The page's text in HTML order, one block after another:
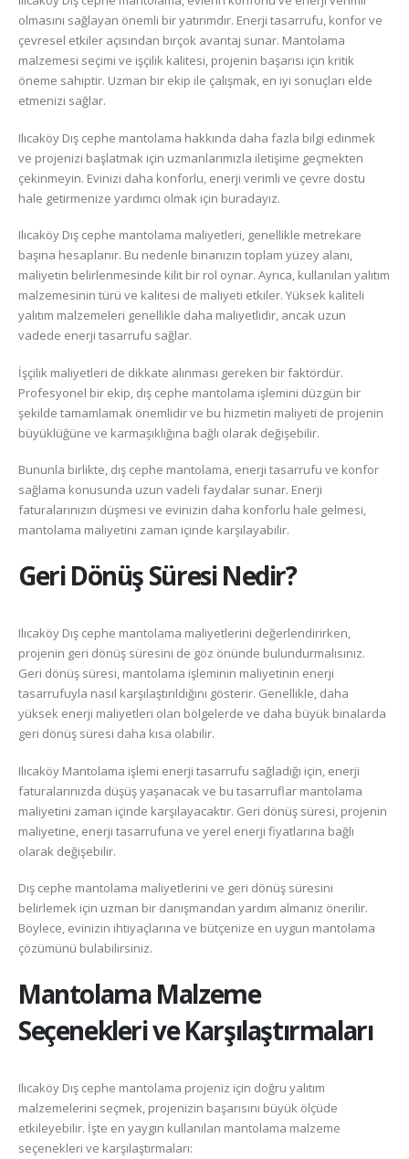
olmasını sağlayan önemli bir yatırımdır. Enerji tasarrufu, konfor ve
çevresel etkiler açısından birçok avantaj sunar. Mantolama
malzemesi seçimi ve işçilik kalitesi, projenin başarısı için kritik
öneme sahiptir. Uzman bir ekip ile çalışmak, en iyi sonuçları elde
etmenizi sağlar.
Ilıcaköy Dış cephe mantolama hakkında daha fazla bilgi edinmek
ve projenizi başlatmak için uzmanlarımızla iletişime geçmekten
çekinmeyin. Evinizi daha konforlu, enerji verimli ve çevre dostu
hale getirmenize yardımcı olmak için buradayız.
Ilıcaköy Dış cephe mantolama maliyetleri, genellikle metrekare
başına hesaplanır. Bu nedenle binanızın toplam yüzey alanı,
maliyetin belirlenmesinde kilit bir rol oynar. Ayrıca, kullanılan yalıtım
malzemesinin türü ve kalitesi de maliyeti etkiler. Yüksek kaliteli
yalıtım malzemeleri genellikle daha maliyetlidir, ancak uzun
vadede enerji tasarrufu sağlar.
İşçilik maliyetleri de dikkate alınması gereken bir faktördür.
Profesyonel bir ekip, dış cephe mantolama işlemini düzgün bir
şekilde tamamlamak önemlidir ve bu hizmetin maliyeti de projenin
büyüklüğüne ve karmaşıklığına bağlı olarak değişebilir.
Bununla birlikte, dış cephe mantolama, enerji tasarrufu ve konfor
sağlama konusunda uzun vadeli faydalar sunar. Enerji
faturalarınızın düşmesi ve evinizin daha konforlu hale gelmesi,
mantolama maliyetini zaman içinde karşılayabilir.
Geri Dönüş Süresi Nedir?
Ilıcaköy Dış cephe mantolama maliyetlerini değerlendirirken,
projenin geri dönüş süresini de göz önünde bulundurmalısınız.
Geri dönüş süresi, mantolama işleminin maliyetinin enerji
tasarrufuyla nasıl karşılaştırıldığını gösterir. Genellikle, daha
yüksek enerji maliyetleri olan bölgelerde ve daha büyük binalarda
geri dönüş süresi daha kısa olabilir.
Ilıcaköy Mantolama işlemi enerji tasarrufu sağladığı için, enerji
faturalarınızda düşüş yaşanacak ve bu tasarruflar mantolama
maliyetini zaman içinde karşılayacaktır. Geri dönüş süresi, projenin
maliyetine, enerji tasarrufuna ve yerel enerji fiyatlarına bağlı
olarak değişebilir.
Dış cephe mantolama maliyetlerini ve geri dönüş süresini
belirlemek için uzman bir danışmandan yardım almanız önerilir.
Böylece, evinizin ihtiyaçlarına ve bütçenize en uygun mantolama
çözümünü bulabilirsiniz.
Mantolama Malzeme
Seçenekleri ve Karşılaştırmaları
Ilıcaköy Dış cephe mantolama projeniz için doğru yalıtım
malzemelerini seçmek, projenizin başarısını büyük ölçüde
etkileyebilir. İşte en yaygın kullanılan mantolama malzeme
seçenekleri ve karşılaştırmaları: